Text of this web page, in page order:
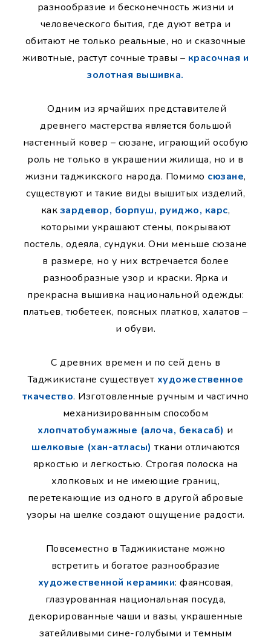
разнообразие и бесконечность жизни и
человеческого бытия, где дуют ветра и
обитают не только реальные, но и сказочные
животные, растут сочные травы – красочная и
золотная вышивка.
Одним из ярчайших представителей
древнего мастерства является большой
настенный ковер – сюзане, играющий особую
роль не только в украшении жилища, но и в
жизни таджикского народа. Помимо сюзане,
существуют и такие виды вышитых изделий,
какзардевор, борпуш, руиджо, карс,
которыми украшают стены, покрывают
постель, одеяла, сундуки. Они меньше сюзане
в размере, но у них встречается более
разнообразные узор и краски. Ярка и
прекрасна вышивка национальной одежды:
платьев, тюбетеек, поясных платков, халатов –
и обуви.
С древних времен и по сей день в
Таджикистане существует художественное
ткачество. Изготовленные ручным и частично
механизированным способом
хлопчатобумажные (алоча, бекасаб) и
шелковые (хан-атласы) ткани отличаются
яркостью и легкостью. Строгая полоска на
хлопковых и не имеющие границ,
перетекающие из одного в другой абровые
узоры на шелке создают ощущение радости.
Повсеместно в Таджикистане можно
встретить и богатое разнообразие
художественной керамики: фаянсовая,
глазурованная национальная посуда,
декорированные чаши и вазы, украшенные
затейливыми сине-голубыми и темным